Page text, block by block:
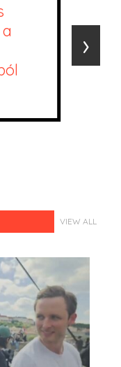
›
VIEW ALL